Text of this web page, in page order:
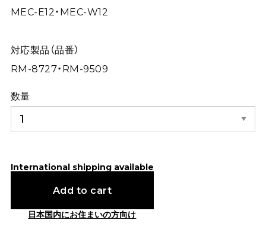
MEC-E12・MEC-W12
対応製品（品番）
RM-8727・RM-9509
数量
International shipping available
Add to cart
日本国内にお住まいの方向け